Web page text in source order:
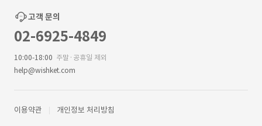
고객 문의
02-6925-4849
10:00-18:00 주말·공휴일 제외
help@wishket.com
이용약관 개인정보 처리방침